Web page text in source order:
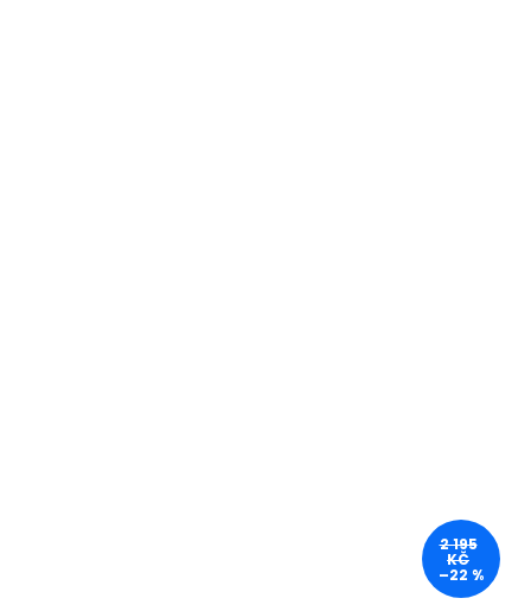
2 195
KČ
–22 %